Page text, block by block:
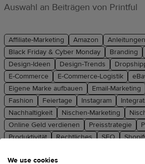
Handbuch
Marketing-
Tipps
Plattform-
Leitfaden
Stil &
Trends
Produkte
Auswahl an Beiträgen von Printful
Affiliate-Marketing Amazon
Anleitungen
Black Friday & Cyber Monday
Branding
Design-Ideen
Design-Trends
E-Commerce
E-Commerce-Logistik
Eigene Marke aufbauen
Email-Marketing
Fashion
Feiertage Instagram
Nachhaltigkeit
Nischen-Marketing
Online Geld verdienen
Preisstrategie
Produktivität
Rechtliches SEO
Trendprodukte
We use cookies